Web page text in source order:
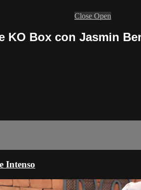
Close Open
KO Box con Jasmin
Intenso